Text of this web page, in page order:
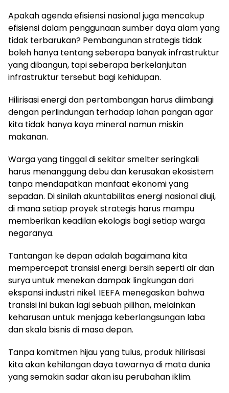
Apakah agenda efisiensi nasional juga mencakup
efisiensi dalam penggunaan sumber daya alam yang
tidak terbarukan? Pembangunan strategis tidak
boleh hanya tentang seberapa banyak infrastruktur
yang dibangun, tapi seberapa berkelanjutan
infrastruktur tersebut bagi kehidupan.
Hilirisasi energi dan pertambangan harus diimbangi
dengan perlindungan terhadap lahan pangan agar
kita tidak hanya kaya mineral namun miskin
makanan.
Warga yang tinggal di sekitar smelter seringkali
harus menanggung debu dan kerusakan ekosistem
tanpa mendapatkan manfaat ekonomi yang
sepadan. Di sinilah akuntabilitas energi nasional diuji,
di mana setiap proyek strategis harus mampu
memberikan keadilan ekologis bagi setiap warga
negaranya.
Tantangan ke depan adalah bagaimana kita
mempercepat transisi energi bersih seperti air dan
surya untuk menekan dampak lingkungan dari
ekspansi industri nikel. IEEFA menegaskan bahwa
transisi ini bukan lagi sebuah pilihan, melainkan
keharusan untuk menjaga keberlangsungan laba
dan skala bisnis di masa depan.
Tanpa komitmen hijau yang tulus, produk hilirisasi
kita akan kehilangan daya tawarnya di mata dunia
yang semakin sadar akan isu perubahan iklim.